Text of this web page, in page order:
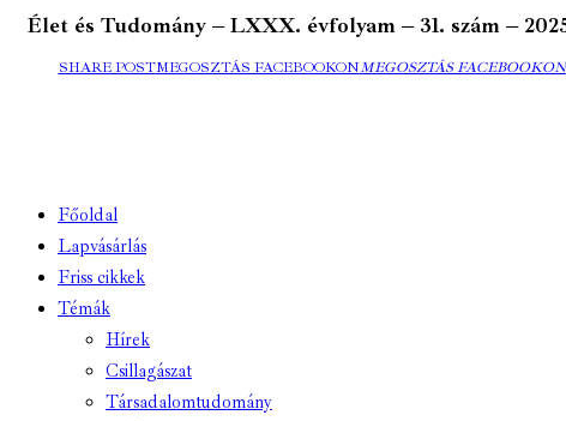
Élet és Tudomány – LXXX. évfolyam – 31. szám –
SHARE POSTMEGOSZTÁS FACEBOOKONMEGOSZTÁS FACEBOOKON
Főoldal
Lapvásárlás
Friss cikkek
Témák
Hírek
Csillagászat
Társadalomtudomány